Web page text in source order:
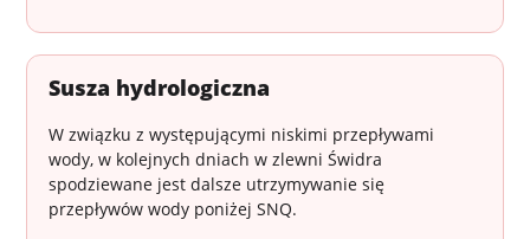
Susza hydrologiczna
W związku z występującymi niskimi przepływami
wody, w kolejnych dniach w zlewni Świdra
spodziewane jest dalsze utrzymywanie się
przepływów wody poniżej SNQ.